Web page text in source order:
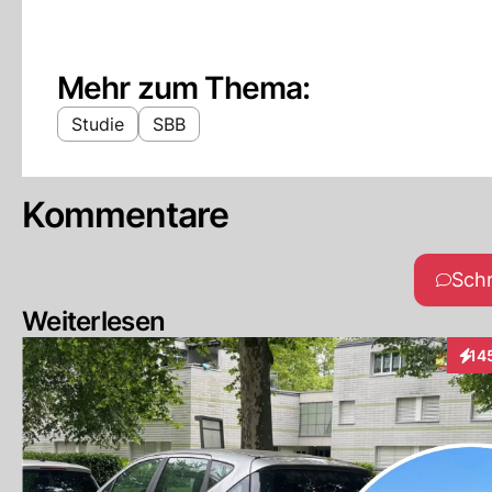
Mehr zum Thema:
Studie SBB
Kommentare
Weiterlesen